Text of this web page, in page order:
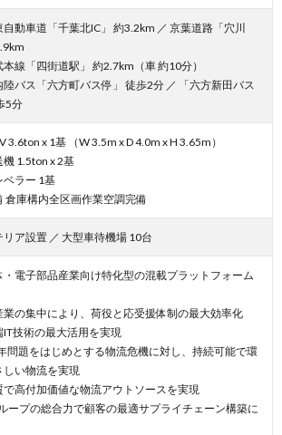
動車道「千葉北IC」 約3.2km ／ 京葉道路「穴川
線「四街道駅」 約2.7km（車 約10分）
バス「六方町バス停」 徒歩2分 ／ 「六方新田バス
5分
3.6ton x 1基 （W 3.5m x D 4.0m x H 3.65m）
機 1.5ton x 2基
ベラー 1基
倉庫構内全区画作業空調完備
リア設置 ／ 大型車待機場 10台
電子部品産業向け特化型の混載プラットフォーム
業の集中により、荷役と応受援体制の最大効率化
IT技術の最大活用を実現
問題をはじめとする物流危機に対し、持続可能で環
しい物流を実現
高付加価値な物流アウトソースを実現
ープの総合力で顧客の最適サプライチェーン構築に